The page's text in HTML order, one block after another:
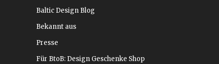
Baltic Design Blog
Bekannt aus
Presse
Für BtoB: Design Geschenke Shop